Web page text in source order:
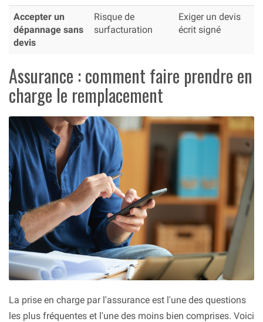
Accepter un
dépannage sans
devis
Risque de
surfacturation
Exiger un devis
écrit signé
Assurance : comment faire prendre en
charge le remplacement
La prise en charge par l'assurance est l'une des questions
les plus fréquentes et l'une des moins bien comprises. Voici